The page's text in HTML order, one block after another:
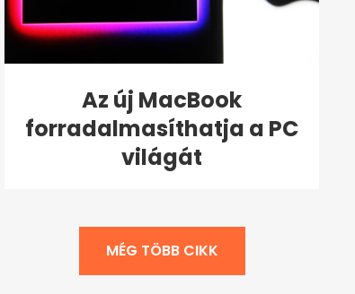
Az új MacBook
forradalmasíthatja a PC
világát
MÉG TÖBB CIKK